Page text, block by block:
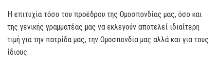
Η επιτυχία τόσο του προέδρου της Ομοσπονδίας μας, όσο και
της γενικής γραμματέας μας να εκλεγούν αποτελεί ιδιαίτερη
τιμή για την πατρίδα μας, την Ομοσπονδία μας αλλά και για τους
ίδιους.